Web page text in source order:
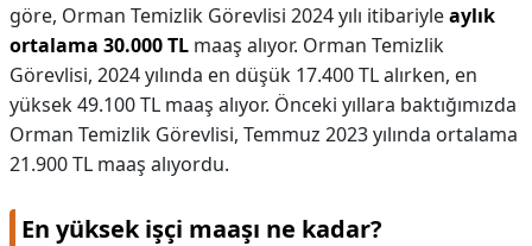
göre, Orman Temizlik Görevlisi 2024 yılı itibariyleaylık
ortalama 30.000 TL maaş alıyor. Orman Temizlik
Görevlisi, 2024 yılında en düşük 17.400 TL alırken, en
yüksek 49.100 TL maaş alıyor. Önceki yıllara baktığımızda
Orman Temizlik Görevlisi, Temmuz 2023 yılında ortalama
21.900 TL maaş alıyordu.
En yüksek işçi maaşı ne kadar?